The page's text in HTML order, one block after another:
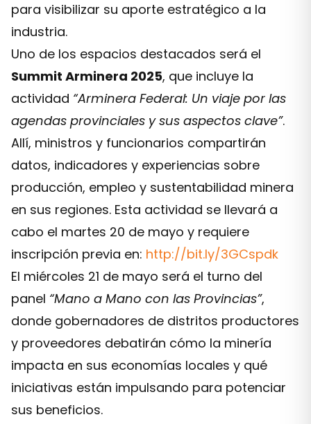
para visibilizar su aporte estratégico a la
industria.
Uno de los espacios destacados será el
Summit Arminera 2025, que incluye la
actividad “Arminera Federal: Un viaje por las
agendas provinciales y sus aspectos clave”.
Allí, ministros y funcionarios compartirán
datos, indicadores y experiencias sobre
producción, empleo y sustentabilidad minera
en sus regiones. Esta actividad se llevará a
cabo el martes 20 de mayo y requiere
inscripción previa en: http://bit.ly/3GCspdk
El miércoles 21 de mayo será el turno del
panel “Mano a Mano con las Provincias”,
donde gobernadores de distritos productores
y proveedores debatirán cómo la minería
impacta en sus economías locales y qué
iniciativas están impulsando para potenciar
sus beneficios.